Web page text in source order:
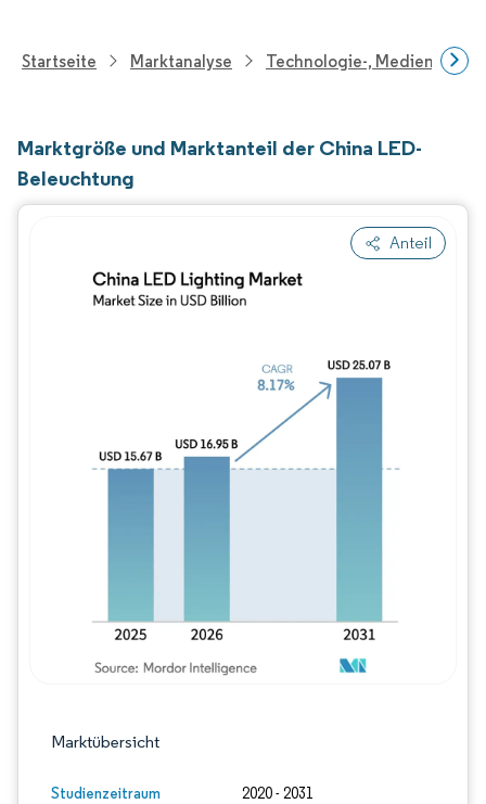
Startseite Marktanalyse Technologie-, Medien- Und
Marktgröße und Marktanteil der China LED-
Beleuchtung
Anteil
Marktübersicht
Studienzeitraum 2020 - 2031